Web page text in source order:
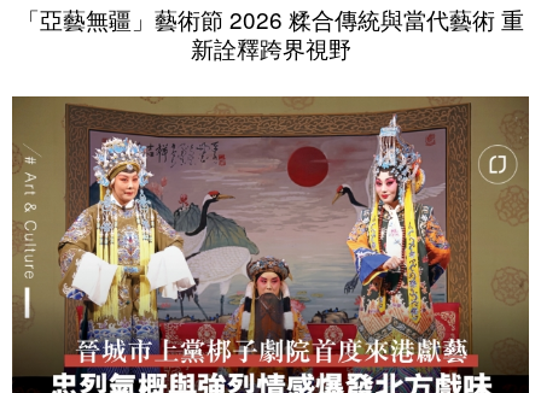
「亞藝無疆」藝術節 2026 糅合傳統與當代藝術 重
新詮釋跨界視野